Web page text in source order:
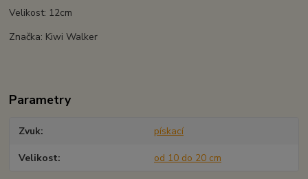
Velikost: 12cm
Značka: Kiwi Walker
Parametry
Zvuk pískací
Velikost od 10 do 20 cm